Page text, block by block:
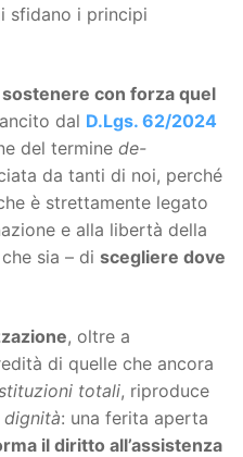
sfidano i principi
sostenere con forza quel
dal D.Lgs. 62/2024
del termine de-
da tanti di noi, perché
è strettamente legato
e alla libertà della
sia – di scegliere dove
, oltre a
di quelle che ancora
totali, riproduce
dignità: una ferita aperta
il diritto all’assistenza